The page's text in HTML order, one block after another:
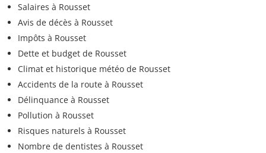
Salaires à Rousset
Avis de décès à Rousset
Impôts à Rousset
Dette et budget de Rousset
Climat et historique météo de Rousset
Accidents de la route à Rousset
Délinquance à Rousset
Pollution à Rousset
Risques naturels à Rousset
Nombre de dentistes à Rousset